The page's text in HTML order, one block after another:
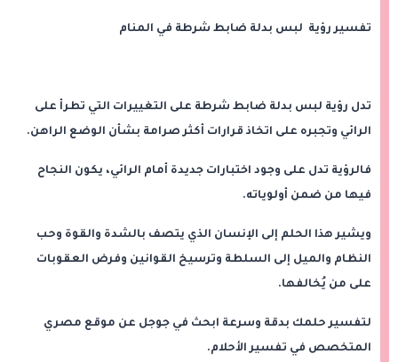
تفسير رؤية لبس بدلة ضابط شرطة في المنام
تدل رؤية لبس بدلة ضابط شرطة على التغييرات التي تطرأ على
الرائي وتجبره على اتخاذ قرارات أكثر صرامة بشأن الوضع الراهن.
فالرؤية تدل على وجود اختبارات جديدة أمام الرائي، يكون النجاح
فيها من ضمن أولوياته.
ويشير هذا الحلم إلى الإنسان الذي يتصف بالشدة والقوة وحب
النظام والميل إلى السلطة وترسيخ القوانين وفرض العقوبات
على من يُخالفها.
لتفسير حلمك بدقة وسرعة ابحث في جوجل عن موقع مصري
المتخصص في تفسير الأحلام.